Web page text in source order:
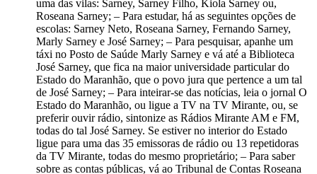
uma das vilas: Sarney, Sarney Filho, Kiola Sarney ou,
Roseana Sarney; – Para estudar, há as seguintes opções de
escolas: Sarney Neto, Roseana Sarney, Fernando Sarney,
Marly Sarney e José Sarney; – Para pesquisar, apanhe um
táxi no Posto de Saúde Marly Sarney e vá até a Biblioteca
José Sarney, que fica na maior universidade particular do
Estado do Maranhão, que o povo jura que pertence a um tal
de José Sarney; – Para inteirar-se das notícias, leia o jornal O
Estado do Maranhão, ou ligue a TV na TV Mirante, ou, se
preferir ouvir rádio, sintonize as Rádios Mirante AM e FM,
todas do tal José Sarney. Se estiver no interior do Estado
ligue para uma das 35 emissoras de rádio ou 13 repetidoras
da TV Mirante, todas do mesmo proprietário; – Para saber
sobre as contas públicas, vá ao Tribunal de Contas Roseana